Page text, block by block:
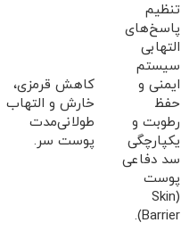
تنظیم
پاسخ‌های
التهابی
سیستم
ایمنی و
حفظ
رطوبت و
یکپارچگی
سد دفاعی
پوست
(Skin
Barrier).
کاهش قرمزی،
خارش و التهاب
طولانی‌مدت
پوست سر.